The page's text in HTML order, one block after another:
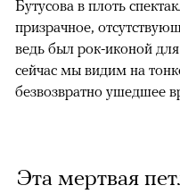
Бутусова в плоть
призрачное,
ведь был рок-иконой
сейчас мы видим на
безвозвратно ушедшее
Эта мертвая